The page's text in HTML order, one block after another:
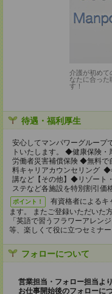
介護が初めて
なたに合った
す！
待遇・福利厚生
安心してマンパワーグループ
トいたします。 ◆健康保険・
労働者災害補償保険 ◆無料で
料キャリアカウンセリング ◆
講など【その他】◆リゾート
ステなど各施設を特別割引価
ポイント！
有資格者によるキ
ます。 またご登録いただいた
「英語で習うフラワーアレン
等、楽しくて役に立つセミナー
フォローについて
営業担当・フォロー担当よ
お仕事開始後のフォローに